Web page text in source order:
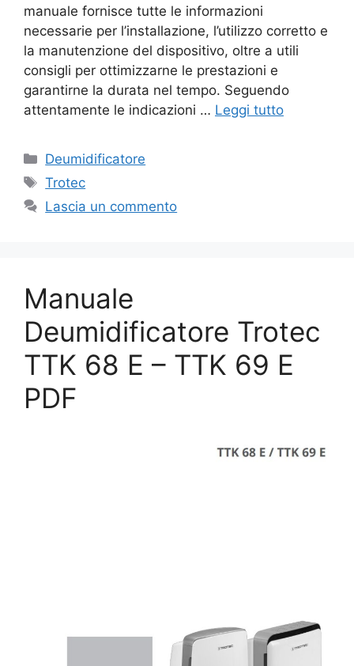
manuale fornisce tutte le informazioni
necessarie per l’installazione, l’utilizzo corretto e
la manutenzione del dispositivo, oltre a utili
consigli per ottimizzarne le prestazioni e
garantirne la durata nel tempo. Seguendo
attentamente le indicazioni … Leggi tutto
Categorie
Deumidificatore
Tag
Trotec
Lascia un commento
Manuale
Deumidificatore Trotec
TTK 68 E – TTK 69 E
PDF